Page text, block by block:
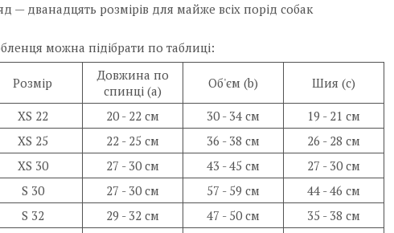
дванадцять розмірів для майже всіх порід собак
можна підібрати по таблиці:
Розмір
Довжина по
спинці (a)
Об'єм (b) Шия (c)
XS 22 20 - 22 см 30 - 34 см
19 - 21 см
XS 25
22 - 25 см 36 - 38 см
26 - 28 см
XS 30
27 - 30 см 43 - 45 см
27 - 30 см
S 30
27 - 30 см 57 - 59 см
44 - 46 см
S 32
29 - 32 см 47 - 50 см
35 - 38 см